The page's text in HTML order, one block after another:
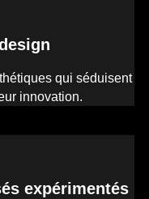
qui séduisent
innovation.
expérimentés